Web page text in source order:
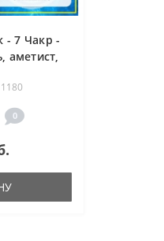
- 7 Чакр -
аметист,
коралл
0